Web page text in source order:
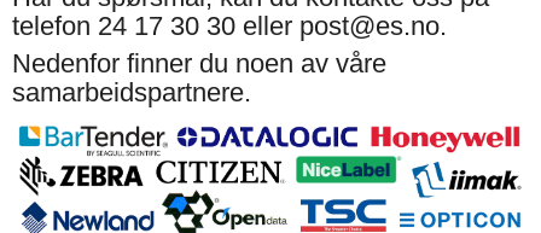
telefon 24 17 30 30 eller post@es.no.
Nedenfor finner du noen av våre
samarbeidspartnere.